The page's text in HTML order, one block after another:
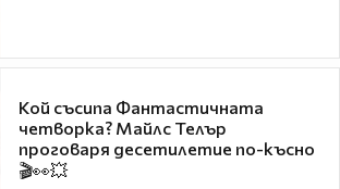
Кой съсипа Фантастичната
четворка? Майлс Телър
проговаря десетилетие по-късно
🎬👀💥